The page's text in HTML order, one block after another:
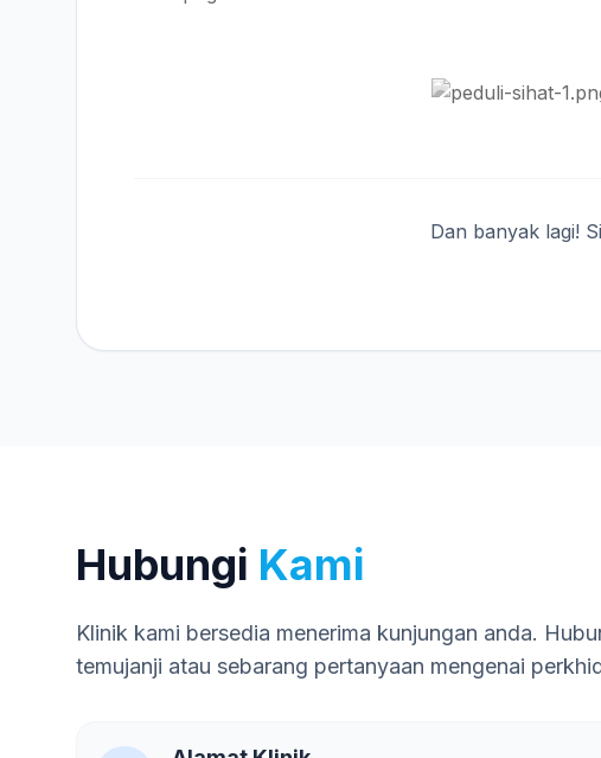
Dan banyak lagi!
Hubungi Kami
Klinik kami bersedia menerima kunjungan anda.
temujanji atau sebarang pertanyaan mengenai